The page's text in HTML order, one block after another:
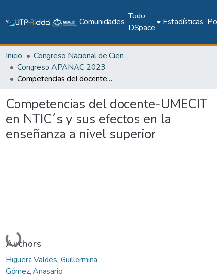
Comunidades
Todo
DSpace
Estadísticas
Inicio
Congreso Nacional de Ciencia y Tecnología – APANAC
Congreso APANAC 2023
Competencias del docente-UMECIT en NTIC´s y sus efectos en la enseñanza a nivel superior
Competencias del docente-UMECIT
en NTIC´s y sus efectos en la
enseñanza a nivel superior
Cargando...
Authors
Higuera Valdes, Guillermina
Gómez, Anasario